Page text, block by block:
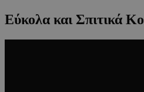
Εύκολα και Σπιτικά